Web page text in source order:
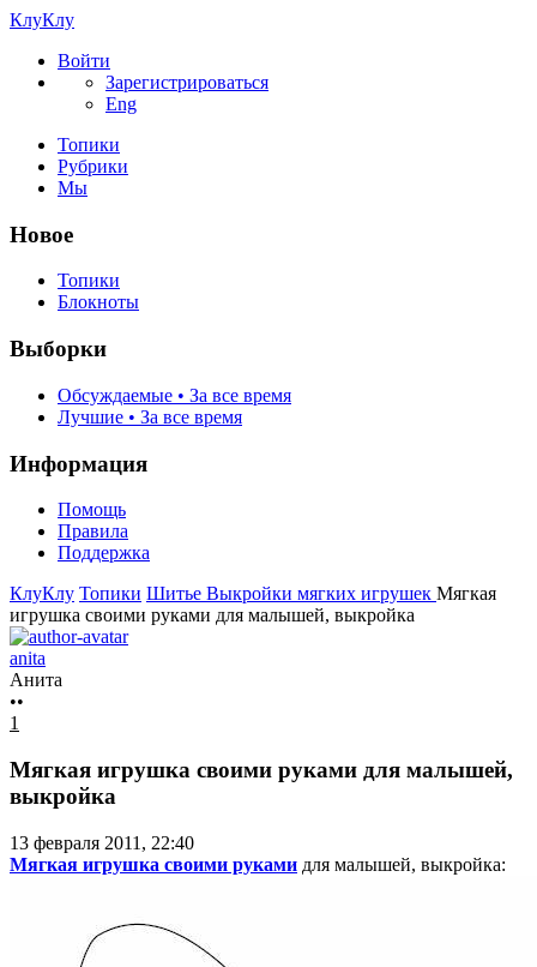
КлуКлу
Войти
Зарегистрироваться
Eng
Топики
Рубрики
Мы
Новое
Топики
Блокноты
Выборки
Обсуждаемые • За все время
Лучшие • За все время
Информация
Помощь
Правила
Поддержка
КлуКлу Топики Шитье Выкройки мягких игрушек Мягкая
игрушка своими руками для малышей, выкройка
anita
Анита
••
1
Мягкая игрушка своими руками для малышей,
выкройка
13 февраля 2011, 22:40
Мягкая игрушка своими руками для малышей, выкройка: